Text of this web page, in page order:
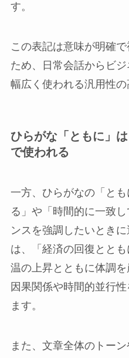
す。
この表記は意味が明確
ため、日常会話からビ
幅広く使われる汎用性の
ひらがな「ともに」
で使われる
一方、ひらがなの「と
る」や「時間的に一致
ンスを強調したいとき
は、「経済の回復とと
温の上昇とともに体調を
因果関係や時間的並行
ます。
また、文章全体のトー